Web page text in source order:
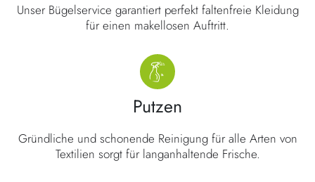
Unser Bügelservice garantiert perfekt faltenfreie Kleidung
für einen makellosen Auftritt.
Putzen
Gründliche und schonende Reinigung für alle Arten von
Textilien sorgt für langanhaltende Frische.